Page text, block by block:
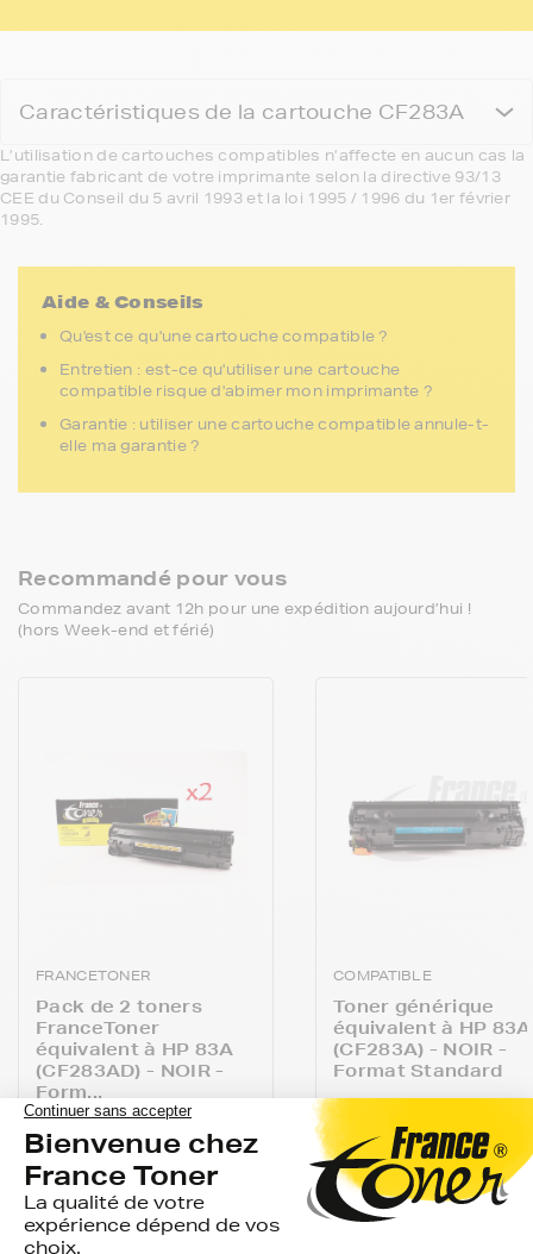
Caractéristiques de la cartouche CF283A
L’utilisation de cartouches compatibles n’affecte en aucun cas la
garantie fabricant de votre imprimante selon la directive 93/13
CEE du Conseil du 5 avril 1993 et la loi 1995 / 1996 du 1er février
1995.
Recommandé pour vous
Commandez avant 12h pour une expédition aujourd’hui !
(hors Week-end et férié)
FRANCETONER
Pack de 2 toners
FranceToner
équivalent à HP 83A
(CF283AD) - NOIR -
Form...
EN STOCK GARANTIE 2 ANS
LIVRAISON GRATUITE
COMPATIBLE
Toner générique
équivalent à HP 83A
(CF283A) - NOIR -
Format Standard
EN STOCK GARANTIE 2 ANS
LIVRAISON
Aide & Conseils
Qu'est ce qu'une cartouche compatible ?
Entretien : est-ce qu'utiliser une cartouche
compatible risque d'abimer mon imprimante ?
Garantie : utiliser une cartouche compatible annule-t-
elle ma garantie ?